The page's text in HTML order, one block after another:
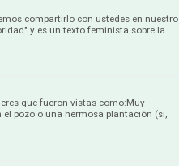
compartirlo con ustedes en nuestro
y es un texto feminista sobre la
que fueron vistas como:Muy
pozo o una hermosa plantación (sí,